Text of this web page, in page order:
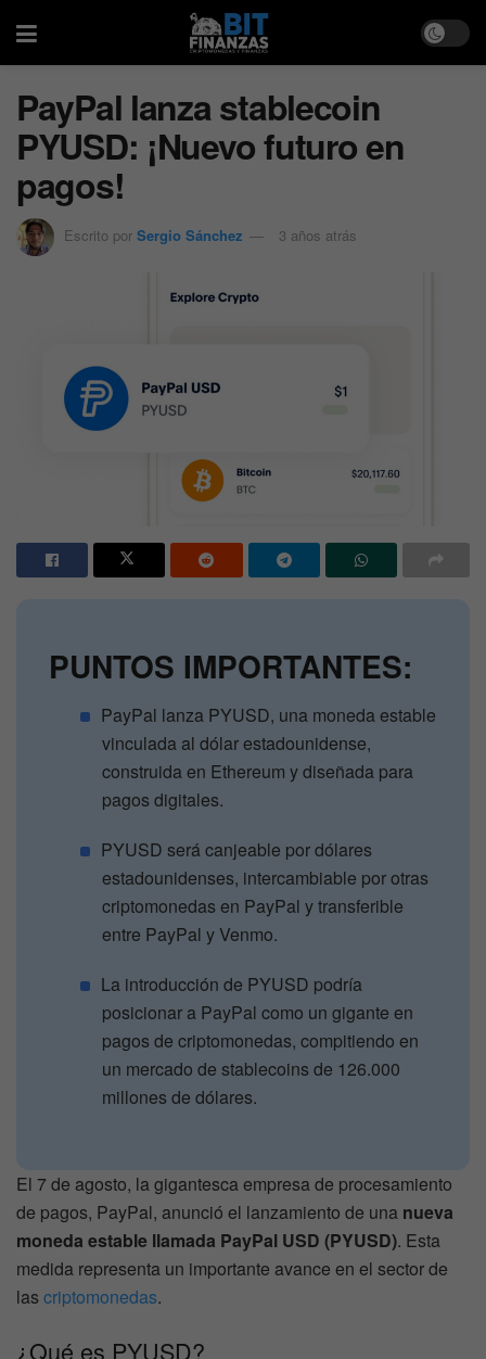
PayPal lanza stablecoin
PYUSD: ¡Nuevo futuro en
pagos!
Escrito por Sergio Sánchez 3 años atrás
PUNTOS IMPORTANTES:
PayPal lanza PYUSD, una moneda estable
vinculada al dólar estadounidense,
construida en Ethereum y diseñada para
pagos digitales.
PYUSD será canjeable por dólares
estadounidenses, intercambiable por otras
criptomonedas en PayPal y transferible
entre PayPal y Venmo.
La introducción de PYUSD podría
posicionar a PayPal como un gigante en
pagos de criptomonedas, compitiendo en
un mercado de stablecoins de 126.000
millones de dólares.
El 7 de agosto, la gigantesca empresa de procesamiento
de pagos, PayPal, anunció el lanzamiento de una nueva
moneda estable llamada PayPal USD (PYUSD). Esta
medida representa un importante avance en el sector de
lascriptomonedas.
¿Qué es PYUSD?